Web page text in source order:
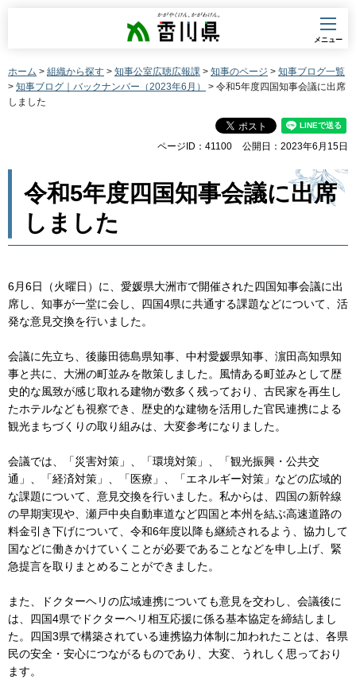
香川県
メニュー
ホーム > 組織から探す > 知事公室広聴広報課 > 知事のページ > 知事ブログ一覧
> 知事ブログ｜バックナンバー（2023年6月）
> 令和5年度四国知事会議に出席
しました
ページID：41100 公開日：2023年6月15日
令和5年度四国知事会議に出席
しました
6月6日（火曜日）に、愛媛県大洲市で開催された四国知事会議に出
席し、知事が一堂に会し、四国4県に共通する課題などについて、活
発な意見交換を行いました。
会議に先立ち、後藤田徳島県知事、中村愛媛県知事、濵田高知県知
事と共に、大洲の町並みを散策しました。風情ある町並みとして歴
史的な風致が感じ取れる建物が数多く残っており、古民家を再生し
たホテルなども視察でき、歴史的な建物を活用した官民連携による
観光まちづくりの取り組みは、大変参考になりました。
会議では、「災害対策」、「環境対策」、「観光振興・公共交
通」、「経済対策」、「医療」、「エネルギー対策」などの広域的
な課題について、意見交換を行いました。私からは、四国の新幹線
の早期実現や、瀬戸中央自動車道など四国と本州を結ぶ高速道路の
料金引き下げについて、令和6年度以降も継続されるよう、協力して
国などに働きかけていくことが必要であることなどを申し上げ、緊
急提言を取りまとめることができました。
また、ドクターヘリの広域連携についても意見を交わし、会議後に
は、四国4県でドクターヘリ相互応援に係る基本協定を締結しまし
た。四国3県で構築されている連携協力体制に加われたことは、各県
民の安全・安心につながるものであり、大変、うれしく思っており
ます。